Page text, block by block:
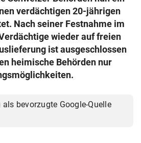
verdächtigen 20-jährigen
Nach seiner Festnahme im
wieder auf freien
ist ausgeschlossen
heimische Behörden nur
bevorzugte Google-Quelle